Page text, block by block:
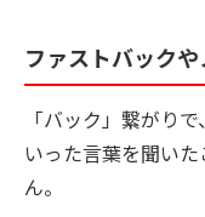
ファストバック
「バック」繋がり
いった言葉を聞い
ん。